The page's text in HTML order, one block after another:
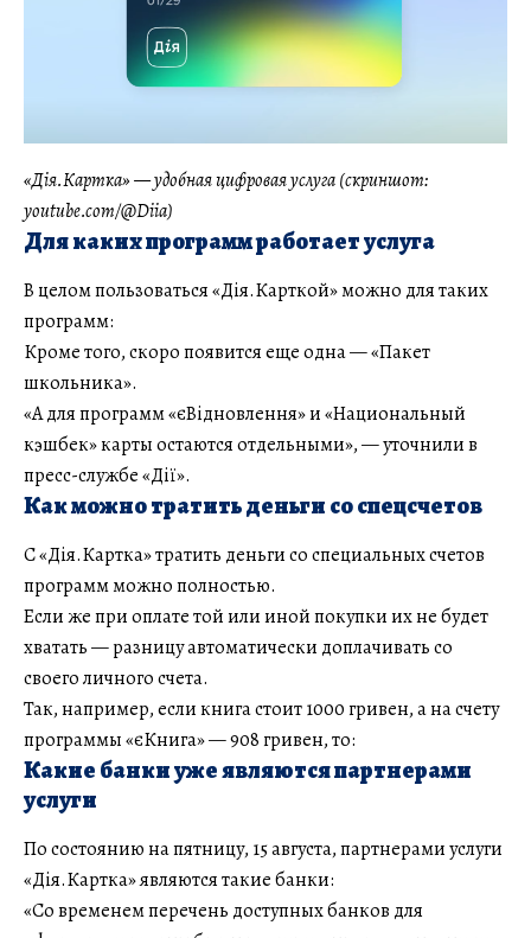
«Дія.Картка» — удобная цифровая услуга (скриншот:
youtube.com/@Diia)
Для каких программ работает услуга
В целом пользоваться «Дія.Карткой» можно для таких
программ:
Кроме того, скоро появится еще одна — «Пакет
школьника».
«А для программ «єВідновлення» и «Национальный
кэшбек» карты остаются отдельными», — уточнили в
пресс-службе «Дії».
Как можно тратить деньги со спецсчетов
С «Дія.Картка» тратить деньги со специальных счетов
программ можно полностью.
Если же при оплате той или иной покупки их не будет
хватать — разницу автоматически доплачивать со
своего личного счета.
Так, например, если книга стоит 1000 гривен, а на счету
программы «єКнига» — 908 гривен, то:
Какие банки уже являются партнерами
услуги
По состоянию на пятницу, 15 августа, партнерами услуги
«Дія.Картка» являются такие банки:
«Со временем перечень доступных банков для